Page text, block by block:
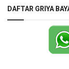
DAFTAR GRIYA